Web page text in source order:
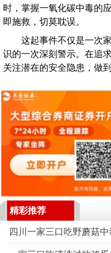
时，掌握一氧化碳中毒的
即施救，切莫耽误。
这起事件不仅是一次家
识的一次深刻警示。在追
关注潜在的安全隐患，做
精彩推荐